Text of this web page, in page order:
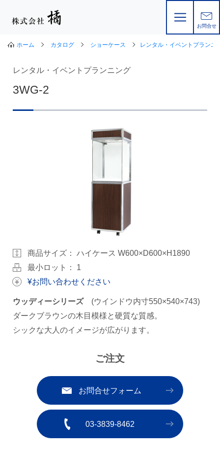
お問合せ
ホーム カタログ ショーケース レンタル・イベントプランニ
レンタル・イベントプランニング
3WG-2
商品サイズ：ハイケース W600×D600×H1890
最小ロット： 1
¥お問い合わせください
ウッディーシリーズ(ウインドウ内寸550×540×743)
ダークブラウンの木目模様と硬質な質感。
シックな大人のイメージが広がります。
ご注文
お問合せフォーム
03-3839-8462